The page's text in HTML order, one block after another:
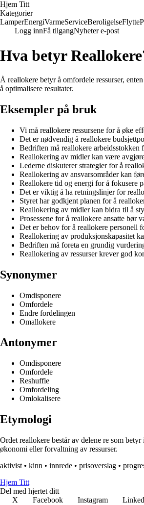
Hjem Titt
Kategorier
LamperEnergiVarmeServiceBeroligelseFlytte
Logg innFå tilgangNyheter e-post
Hva betyr
Å reallokere betyr å omfordele ressurser,
å optimalisere resultater.
Eksempler på bruk
Vi må reallokere ressursene for å øke
Det er nødvendig å reallokere
Bedriften må reallokere arbeidsstokken
Reallokering av midler kan være
Lederne diskuterer strategier for å
Reallokering av ansvarsområder kan
Reallokere tid og energi for å fokusere
Det er viktig å ha retningslinjer for
Styret har godkjent planen for å
Reallokering av midler kan bidra til å
Prosessene for å reallokere ansatte bør
Det er behov for å reallokere personell
Reallokering av produksjonskapasitet
Bedriften må foreta en grundig
Reallokering av ressurser krever god
Synonymer
Omdisponere
Omfordele
Endre fordelingen
Omallokere
Antonymer
Omdisponere
Omfordele
Reshuffle
Omfordeling
Omlokalisere
Etymologi
Ordet reallokere består av delene re som
økonomi eller forvaltning av ressurser.
aktivist • kinn • innrede • prisoverslag •
Hjem Titt
Del med hjertet ditt
X
Facebook Instagram